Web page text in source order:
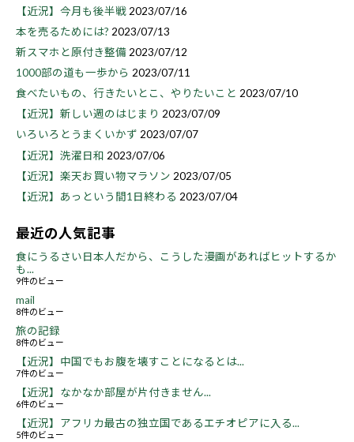
【近況】今月も後半戦 2023/07/16
本を売るためには? 2023/07/13
新スマホと原付き整備 2023/07/12
1000部の道も一歩から 2023/07/11
食べたいもの、行きたいとこ、やりたいこと 2023/07/10
【近況】新しい週のはじまり 2023/07/09
いろいろとうまくいかず 2023/07/07
【近況】洗濯日和 2023/07/06
【近況】楽天お買い物マラソン 2023/07/05
【近況】あっという間1日終わる 2023/07/04
最近の人気記事
食にうるさい日本人だから、こうした漫画があればヒットするか
も...
9件のビュー
mail
8件のビュー
旅の記録
8件のビュー
【近況】中国でもお腹を壊すことになるとは...
7件のビュー
【近況】なかなか部屋が片付きません...
6件のビュー
【近況】アフリカ最古の独立国であるエチオピアに入る...
5件のビュー